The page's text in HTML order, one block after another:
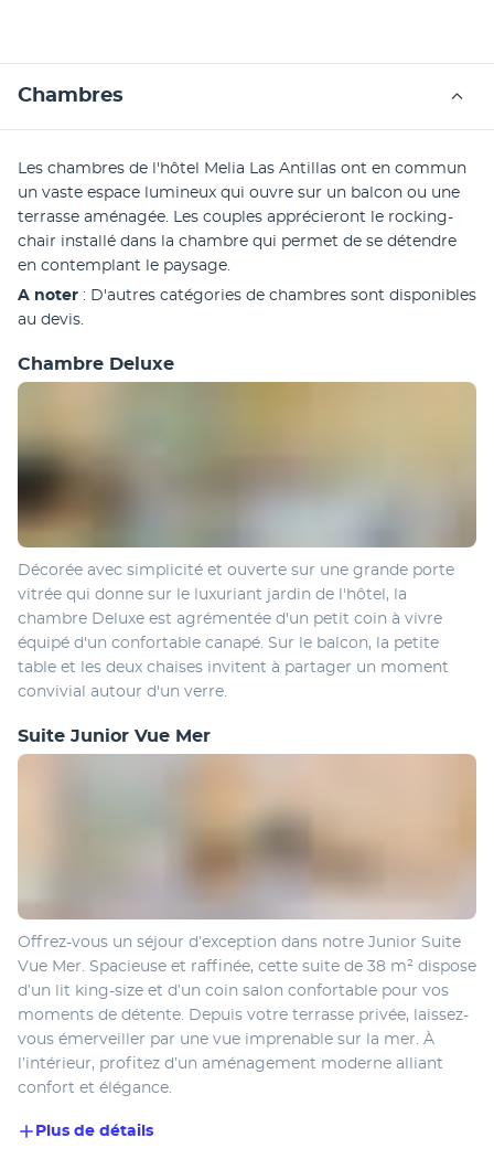
Chambres
Les chambres de l'hôtel Melia Las Antillas ont en commun
un vaste espace lumineux qui ouvre sur un balcon ou une
terrasse aménagée. Les couples apprécieront le rocking-
chair installé dans la chambre qui permet de se détendre
en contemplant le paysage.
A noter : D'autres catégories de chambres sont disponibles
au devis.
Chambre Deluxe
Décorée avec simplicité et ouverte sur une grande porte
vitrée qui donne sur le luxuriant jardin de l'hôtel, la
chambre Deluxe est agrémentée d'un petit coin à vivre
équipé d'un confortable canapé. Sur le balcon, la petite
table et les deux chaises invitent à partager un moment
convivial autour d'un verre.
Suite Junior Vue Mer
Offrez-vous un séjour d’exception dans notre Junior Suite
Vue Mer. Spacieuse et raffinée, cette suite de 38 m² dispose
d’un lit king-size et d’un coin salon confortable pour vos
moments de détente. Depuis votre terrasse privée, laissez-
vous émerveiller par une vue imprenable sur la mer. À
l’intérieur, profitez d’un aménagement moderne alliant
confort et élégance.
Plus de détails